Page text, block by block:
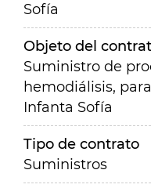
Sofía
Objeto del
Suministro de
hemodiálisis,
Infanta Sofía
Tipo de contrato
Suministros